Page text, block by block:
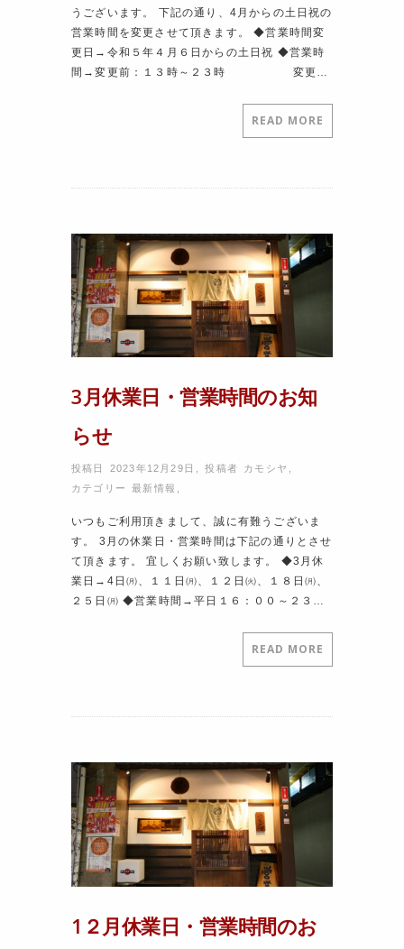
うございます。 下記の通り、4月からの土日祝の
営業時間を変更させて頂きます。 ◆営業時間変
更日→令和５年４月６日からの土日祝 ◆営業時
間→変更前：１３時～２３時 変更…
READ MORE
3月休業日・営業時間のお知
らせ
投稿日 2023年12月29日 ,投稿者 カモシヤ
カテゴリー最新情報
いつもご利用頂きまして、誠に有難うございま
す。 3月の休業日・営業時間は下記の通りとさせ
て頂きます。 宜しくお願い致します。 ◆3月休
業日→4日㈪、１１日㈪、１２日㈫、１８日㈪、
２５日㈪ ◆営業時間→平日１６：００～２３…
READ MORE
1２月休業日・営業時間のお